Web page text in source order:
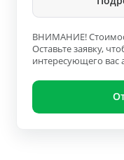
ВНИМАНИЕ!
Оставьте заявку,
интересующего вас